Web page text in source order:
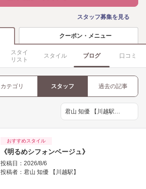
スタッフ募集を見る
クーポン・メニュー
スタイ
リスト
スタイル ブログ 口コミ
カテゴリ スタッフ 過去の記事
おすすめスタイル
《明るめシフォンベージュ》
投稿日：2026/8/6
投稿者： 君山 知優 【川越駅】